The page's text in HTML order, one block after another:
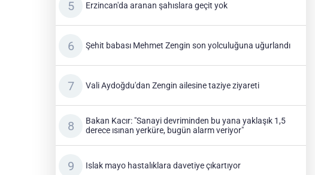
Erzincan'da aranan şahıslara geçit yok
Şehit babası Mehmet Zengin son yolculuğuna uğurlandı
Vali Aydoğdu'dan Zengin ailesine taziye ziyareti
Bakan Kacır: "Sanayi devriminden bu yana yaklaşık 1,5
derece ısınan yerküre, bugün alarm veriyor"
Islak mayo hastalıklara davetiye çıkartıyor